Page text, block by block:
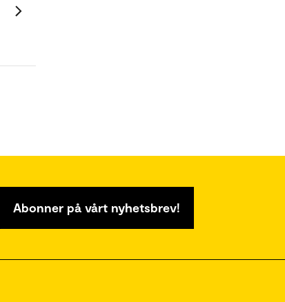
Abonner på vårt nyhetsbrev!